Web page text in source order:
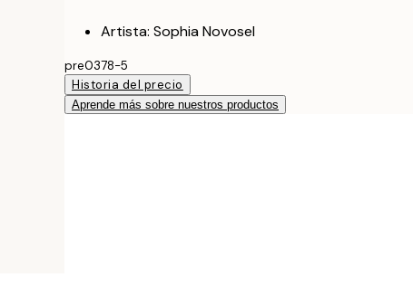
Artista: Sophia Novosel
pre0378-5
Historia del precio
Aprende más sobre nuestros productos